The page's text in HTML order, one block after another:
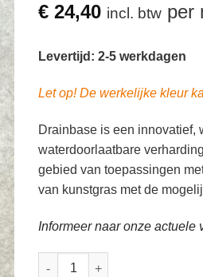
€ 24,40 incl. btw per
Levertijd: 2-5 werkdagen
Let op! De werkelijke kleur
Drainbase is een innovatief,
waterdoorlaatbare
gebied van toepassingen
van kunstgras met de
Informeer naar onze actuele
Drainbase 60x60x3cm HI aantal